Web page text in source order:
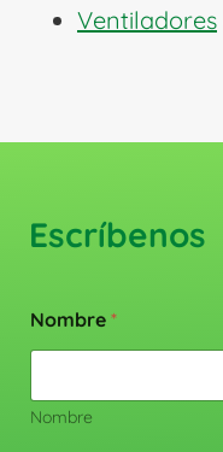
Ventiladores
Escríbenos
Nombre *
Nombre